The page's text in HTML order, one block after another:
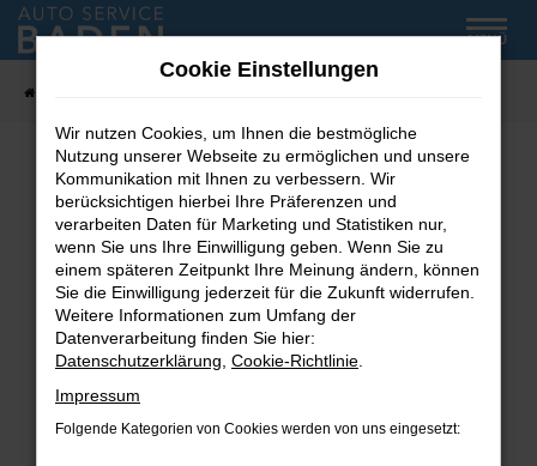
Zum
Hauptinhalt
MENÜ
Fehler: Network Error
Beim Laden ist ein Fehler aufgetreten.
Hier sind ein paar Tipps, die dir helfen können:
Überprüfe deine Firewall und deine
Internetverbindung.
Laden andere Webseiten, zum Beispiel deine
Suchmaschine?
Prüfe deine Browsererweiterungen.
Cookie Einstellungen
Wir nutzen Cookies, um Ihnen die bestmögliche
Nutzung unserer Webseite zu ermöglichen und unsere
Kommunikation mit Ihnen zu verbessern. Wir
berücksichtigen hierbei Ihre Präferenzen und
verarbeiten Daten für Marketing und Statistiken nur,
wenn Sie uns Ihre Einwilligung geben. Wenn Sie zu
einem späteren Zeitpunkt Ihre Meinung ändern, können
Sie die Einwilligung jederzeit für die Zukunft widerrufen.
Weitere Informationen zum Umfang der
Datenverarbeitung finden Sie hier:
Datenschutzerklärung Cookie-Richtlinie
Impressum
Folgende Kategorien von Cookies werden von uns eingesetzt: